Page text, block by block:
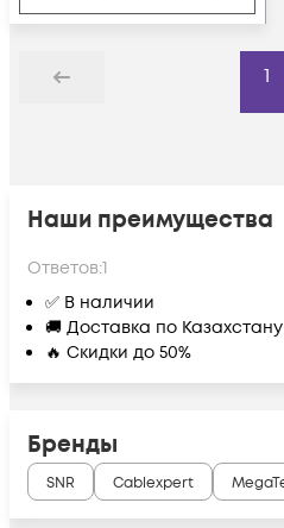
Назад
1
Наши преимущества
Ответов:1
✅ В наличии
🚚 Доставка по Казахстану
🔥 Скидки до 50%
Бренды
SNR Cablexpert